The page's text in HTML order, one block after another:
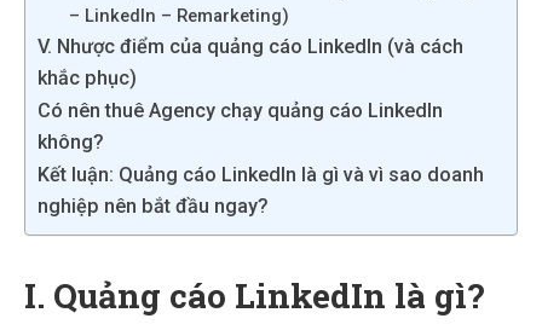
– LinkedIn – Remarketing)
V. Nhược điểm của quảng cáo LinkedIn (và cách
khắc phục)
Có nên thuê Agency chạy quảng cáo LinkedIn
không?
Kết luận: Quảng cáo LinkedIn là gì và vì sao doanh
nghiệp nên bắt đầu ngay?
I. Quảng cáo LinkedIn là gì?